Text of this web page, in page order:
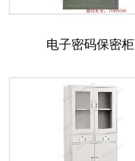
电子密码保密柜